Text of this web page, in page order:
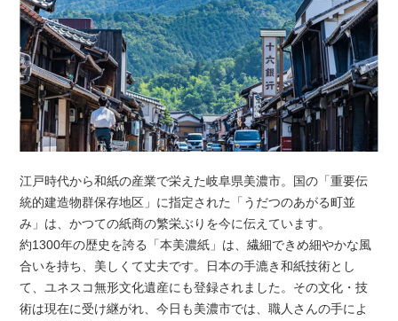
江戸時代から和紙の産業で栄えた岐阜県美濃市。国の「重要伝
統的建造物群保存地区」に指定された「うだつのあがる町並
み」は、かつての紙商の繁栄ぶりを今に伝えています。
約1300年の歴史を誇る「本美濃紙」は、繊細できめ細やかな風
合いを持ち、美しくて丈夫です。日本の手漉き和紙技術とし
て、ユネスコ無形文化遺産にも登録されました。その文化・技
術は現在に受け継がれ、今日も美濃市では、職人さんの手によ